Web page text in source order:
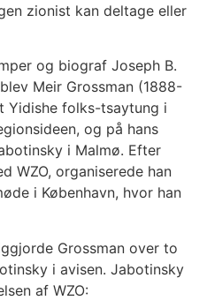
zionist kan deltage eller
og biograf Joseph B.
Meir Grossman (1888-
Yidishe folks-tsaytung i
og på hans
i Malmø. Efter
WZO, organiserede han
i København, hvor han
Grossman over to
i avisen. Jabotinsky
af WZO: